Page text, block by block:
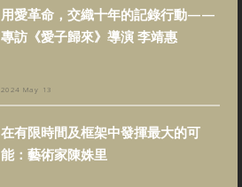
用愛革命，交織十年的記錄行動——
專訪《愛子歸來》導演 李靖惠
2024 May 13
在有限時間及框架中發揮最大的可
能：藝術家陳姝里